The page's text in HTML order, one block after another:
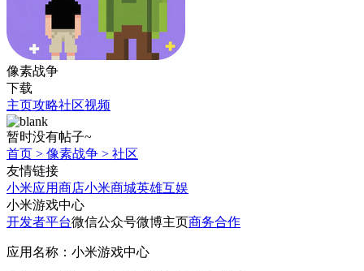
像素战争
下载
主页攻略社区视频
暂时没有帖子~
首页 > 像素战争 > 社区
友情链接
小米应用商店小米商城英雄互娱
小米游戏中心
开发者平台微信公众号微博主页商务合作
应用名称：小米游戏中心